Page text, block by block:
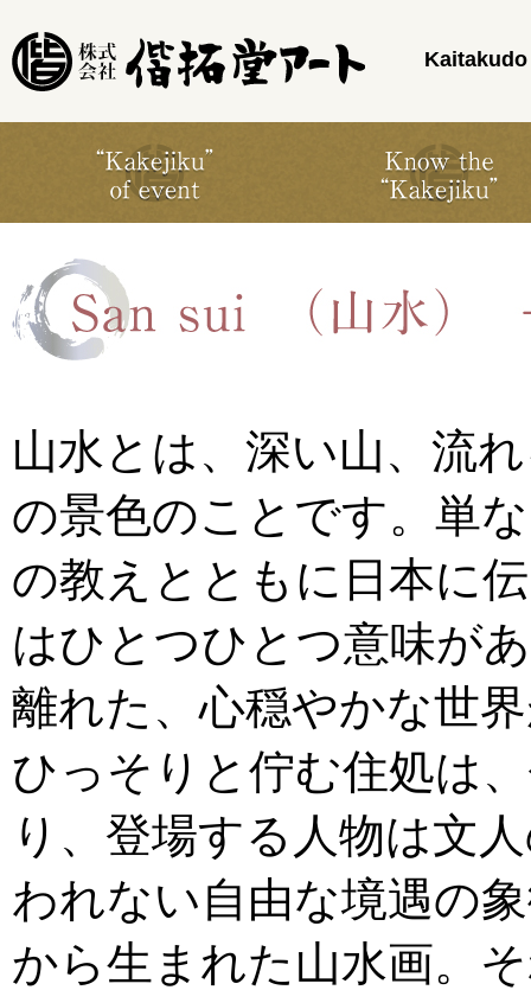
山水とは、深い山、流
の景色のことです。単
の教えとともに日本に
はひとつひとつ意味が
離れた、心穏やかな世
ひっそりと佇む住処は
り、登場する人物は文
われない自由な境遇の
から生まれた山水画。